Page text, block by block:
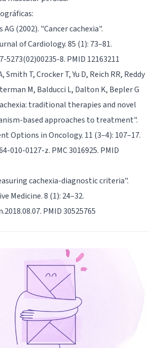
AG (2002). "Cancer cachexia".
of Cardiology. 85 (1): 73–81.
5273(02)00235-8. PMID 12163211
Smith T, Crocker T, Yu D, Reich RR, Reddy
M, Balducci L, Dalton K, Bepler G
traditional therapies and novel
based approaches to treatment".
Options in Oncology. 11 (3–4): 107–17.
010-0127-z. PMC 3016925. PMID
cachexia-diagnostic criteria".
Medicine. 8 (1): 24–32.
PMID 30525765